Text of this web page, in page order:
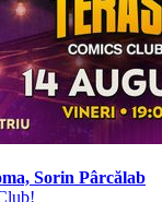
Sorin Pârcălab